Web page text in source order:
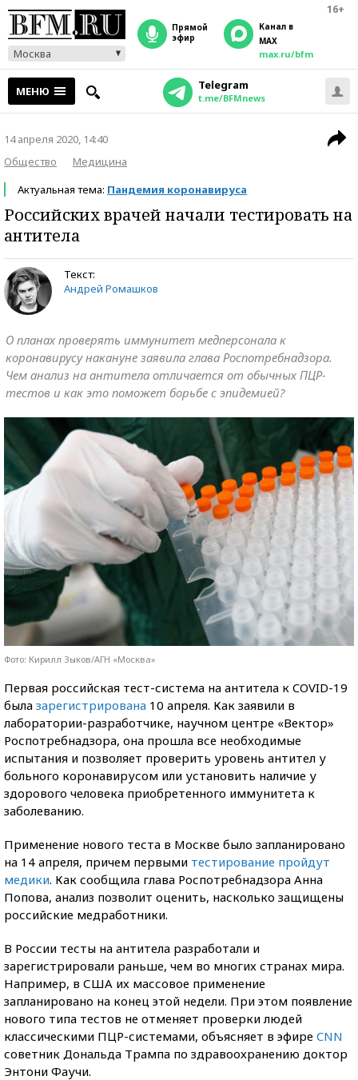
16+
Москва
прямой
эфир
Канал в
MAX
max.ru/bfm
МЕНЮ Telegram
t.me/BFMnews
14 апреля 2020, 14:40
Общество
Медицина
Актуальная тема: Пандемия коронавируса
Российских врачей начали тестировать на
антитела
Текст:
Андрей Ромашков
О планах проверять иммунитет медперсонала к
коронавирусу накануне заявила глава Роспотребнадзора.
Чем анализ на антитела отличается от обычных ПЦР-
тестов и как это поможет борьбе с эпидемией?
Фото: Кирилл Зыков/АГН «Москва»
Первая российская тест-система на антитела к COVID-19
была зарегистрирована 10 апреля. Как заявили в
лаборатории-разработчике, научном центре «Вектор»
Роспотребнадзора, она прошла все необходимые
испытания и позволяет проверить уровень антител у
больного коронавирусом или установить наличие у
здорового человека приобретенного иммунитета к
заболеванию.
Применение нового теста в Москве было запланировано
на 14 апреля, причем первыми тестирование пройдут
медики. Как сообщила глава Роспотребнадзора Анна
Попова, анализ позволит оценить, насколько защищены
российские медработники.
В России тесты на антитела разработали и
зарегистрировали раньше, чем во многих странах мира.
Например, в США их массовое применение
запланировано на конец этой недели. При этом появление
нового типа тестов не отменяет проверки людей
классическими ПЦР-системами, объясняет в эфире CNN
советник Дональда Трампа по здравоохранению доктор
Энтони Фаучи.